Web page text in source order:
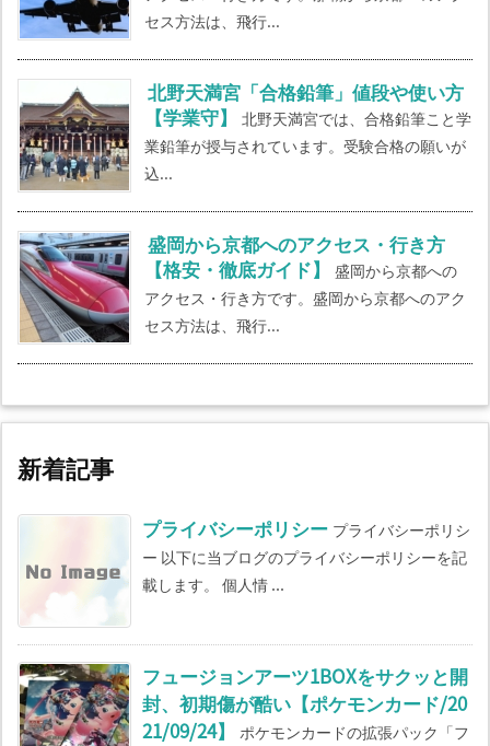
セス方法は、飛行...
北野天満宮「合格鉛筆」値段や使い方
【学業守】
北野天満宮では、合格鉛筆こと学
業鉛筆が授与されています。受験合格の願いが
込...
盛岡から京都へのアクセス・行き方
【格安・徹底ガイド】
盛岡から京都への
アクセス・行き方です。盛岡から京都へのアク
セス方法は、飛行...
新着記事
プライバシーポリシー プライバシーポリシ
ー 以下に当ブログのプライバシーポリシーを記
載します。 個人情 ...
フュージョンアーツ1BOXをサクッと開
封、初期傷が酷い【ポケモンカード/20
21/09/24】
ポケモンカードの拡張パック「フ